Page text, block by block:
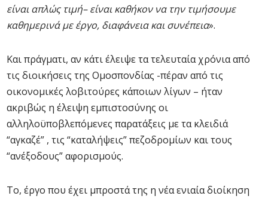
είναι απλώς τιμή– είναι καθήκον να την τιμήσουμε
καθημερινά με έργο, διαφάνεια και συνέπεια».
Και πράγματι, αν κάτι έλειψε τα τελευταία χρόνια από
τις διοικήσεις της Ομοσπονδίας -πέραν από τις
οικονομικές λοβιτούρες κάποιων λίγων – ήταν
ακριβώς η έλειψη εμπιστοσύνης οι
αλληλοϋποβλεπόμενες παρατάξεις με τα κλειδιά
“αγκαζέ” , τις “καταλήψεις” πεζοδρομίων και τους
“ανέξοδους” αφορισμούς.
Το, έργο που έχει μπροστά της η νέα ενιαία διοίκηση